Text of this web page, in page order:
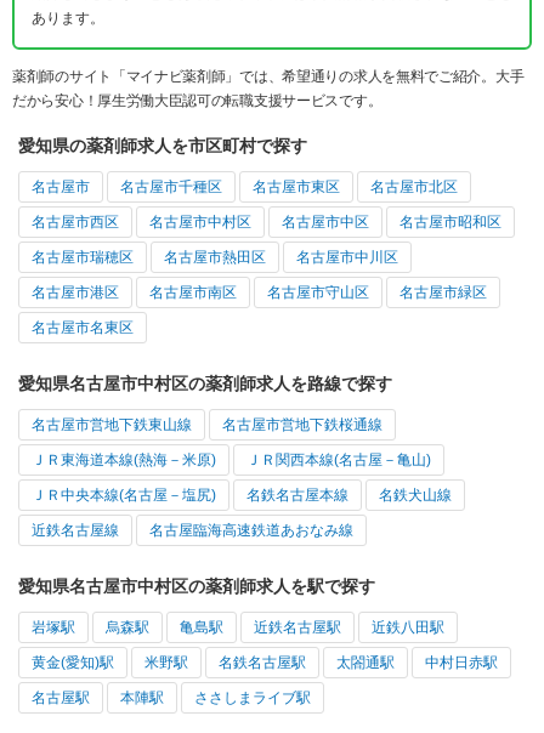
あります。
薬剤師のサイト「マイナビ薬剤師」では、希望通りの求人を無料でご紹介。大手
だから安心！厚生労働大臣認可の転職支援サービスです。
愛知県の薬剤師求人を市区町村で探す
名古屋市 名古屋市千種区 名古屋市東区 名古屋市北区
名古屋市西区 名古屋市中村区 名古屋市中区 名古屋市昭和区
名古屋市瑞穂区 名古屋市熱田区 名古屋市中川区
名古屋市港区 名古屋市南区 名古屋市守山区 名古屋市緑区
名古屋市名東区
愛知県名古屋市中村区の薬剤師求人を路線で探す
名古屋市営地下鉄東山線 名古屋市営地下鉄桜通線
ＪＲ東海道本線(熱海－米原) ＪＲ関西本線(名古屋－亀山)
ＪＲ中央本線(名古屋－塩尻) 名鉄名古屋本線 名鉄犬山線
近鉄名古屋線 名古屋臨海高速鉄道あおなみ線
愛知県名古屋市中村区の薬剤師求人を駅で探す
岩塚駅 烏森駅 亀島駅 近鉄名古屋駅 近鉄八田駅
黄金(愛知)駅 米野駅 名鉄名古屋駅 太閤通駅 中村日赤駅
名古屋駅 本陣駅 ささしまライブ駅